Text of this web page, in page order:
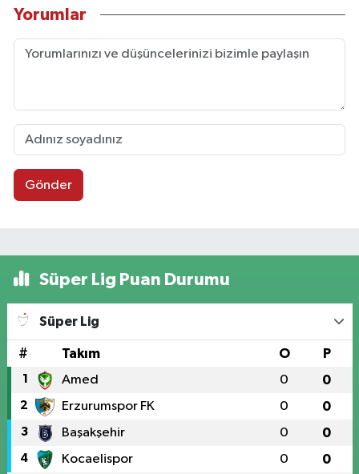
Yorumlar
Gönder
Süper Lig Puan Durumu
Süper Lig
# Takım O P
1 Amed 0 0
2 Erzurumspor FK 0 0
3 Başakşehir 0 0
4 Kocaelispor 0 0